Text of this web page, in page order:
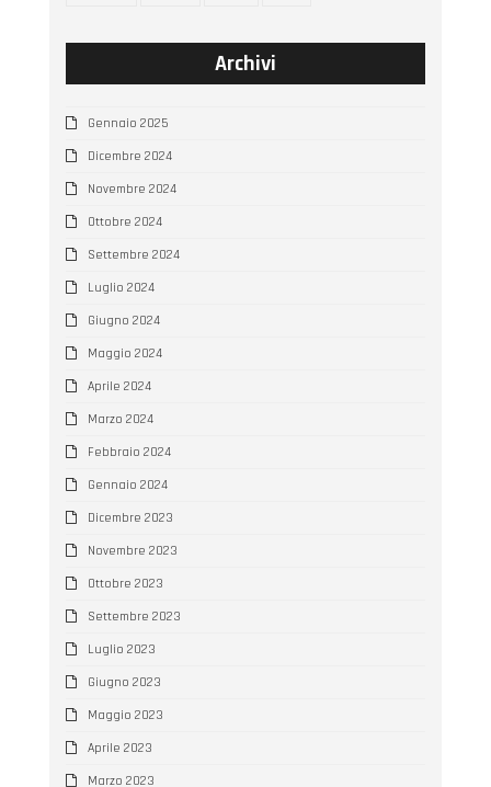
Archivi
Gennaio 2025
Dicembre 2024
Novembre 2024
Ottobre 2024
Settembre 2024
Luglio 2024
Giugno 2024
Maggio 2024
Aprile 2024
Marzo 2024
Febbraio 2024
Gennaio 2024
Dicembre 2023
Novembre 2023
Ottobre 2023
Settembre 2023
Luglio 2023
Giugno 2023
Maggio 2023
Aprile 2023
Marzo 2023